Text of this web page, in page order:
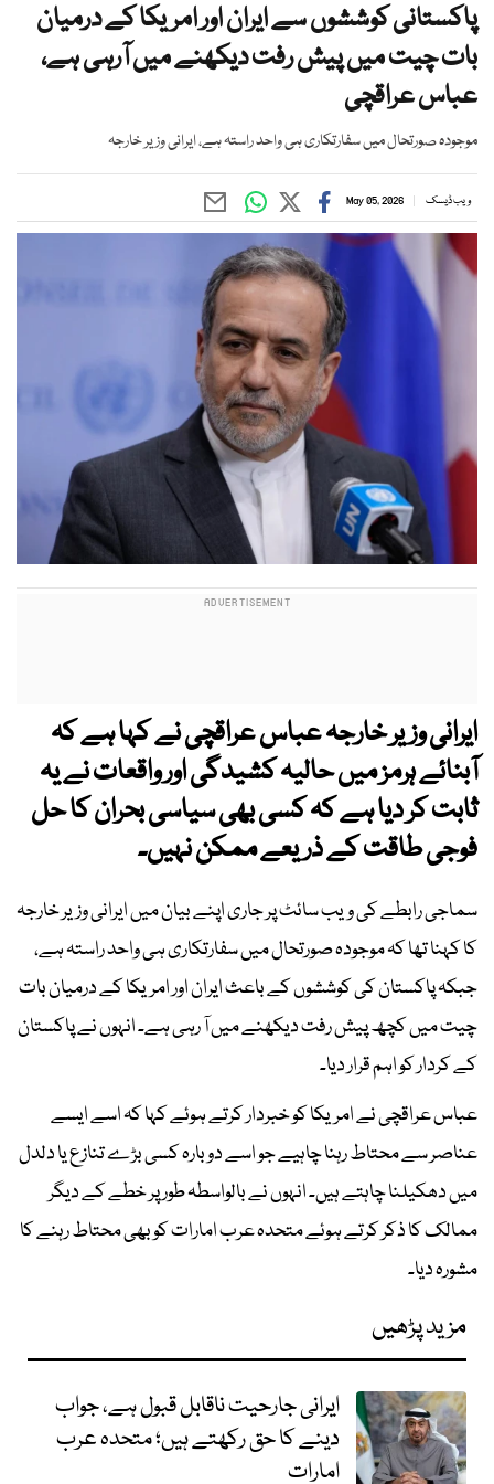
پاکستانی کوششوں سے ایران اور امریکا کے درمیان
بات چیت میں پیش رفت دیکھنے میں آرہی ہے،
عباس عراقچی
موجودہ صورتحال میں سفارتکاری ہی واحد راستہ ہے، ایرانی وزیر خارجہ
ویب ڈیسک May 05, 2026
ایرانی وزیر خارجہ عباس عراقچی نے کہا ہے کہ
آبنائے ہرمز میں حالیہ کشیدگی اور واقعات نے یہ
ثابت کر دیا ہے کہ کسی بھی سیاسی بحران کا حل
فوجی طاقت کے ذریعے ممکن نہیں۔
سماجی رابطے کی ویب سائٹ پر جاری اپنے بیان میں ایرانی وزیر خارجہ
کا کہنا تھا کہ موجودہ صورتحال میں سفارتکاری ہی واحد راستہ ہے،
جبکہ پاکستان کی کوششوں کے باعث ایران اور امریکا کے درمیان بات
چیت میں کچھ پیش رفت دیکھنے میں آ رہی ہے۔ انہوں نے پاکستان
کے کردار کو اہم قرار دیا۔
عباس عراقچی نے امریکا کو خبردار کرتے ہوئے کہا کہ اسے ایسے
عناصر سے محتاط رہنا چاہیے جو اسے دوبارہ کسی بڑے تنازع یا دلدل
میں دھکیلنا چاہتے ہیں۔ انہوں نے بالواسطہ طور پر خطے کے دیگر
ممالک کا ذکر کرتے ہوئے متحدہ عرب امارات کو بھی محتاط رہنے کا
مشورہ دیا۔
مزید پڑھیں
ایرانی جارحیت ناقابل قبول ہے، جواب
دینے کا حق رکھتے ہیں؛ متحدہ عرب
امارات